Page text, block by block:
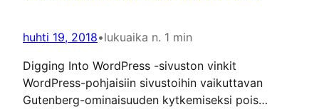
sekä ohjeistetaan käytettävyyden huomioimisessa.
suunnittelu käsitellään kattavasti. Julkaisu on
suositteltavaa luettavaa kaikille verkkokurssien
kehittämisestä kiinnostuneille.
huhti 19, 2018•lukuaika n. 1 min
Digging Into WordPress -sivuston vinkit
WordPress-pohjaisiin sivustoihin vaikuttavan
Gutenberg-ominaisuuden kytkemiseksi pois